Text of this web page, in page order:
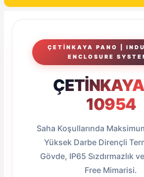
Yol Vericiler
WinCC
ÇETİNKAYA PANO |
ENCLOSURE
10954
Saha Koşullarında
Yüksek Darbe Dirençli
Gövde, IP65 Sızdırmazlık
Free Mimarisi.